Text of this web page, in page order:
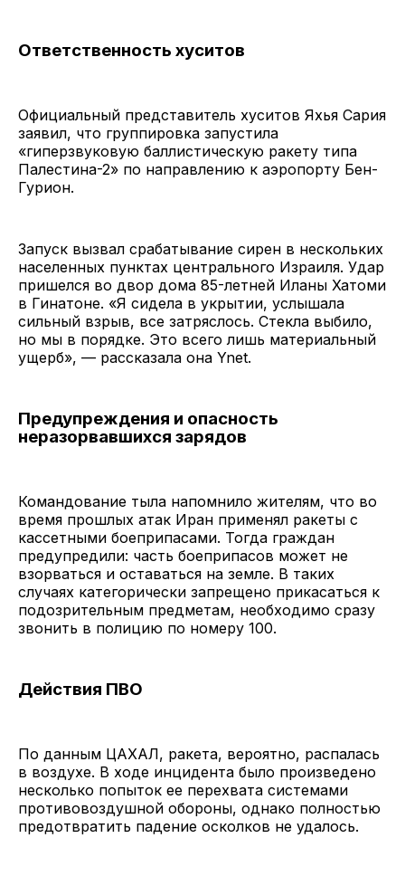
Ответственность хуситов
Официальный представитель хуситов Яхья Сария
заявил, что группировка запустила
«гиперзвуковую баллистическую ракету типа
Палестина-2» по направлению к аэропорту Бен-
Гурион.
Запуск вызвал срабатывание сирен в нескольких
населенных пунктах центрального Израиля. Удар
пришелся во двор дома 85-летней Иланы Хатоми
в Гинатоне. «Я сидела в укрытии, услышала
сильный взрыв, все затряслось. Стекла выбило,
но мы в порядке. Это всего лишь материальный
ущерб», — рассказала она Ynet.
Предупреждения и опасность
неразорвавшихся зарядов
Командование тыла напомнило жителям, что во
время прошлых атак Иран применял ракеты с
кассетными боеприпасами. Тогда граждан
предупредили: часть боеприпасов может не
взорваться и оставаться на земле. В таких
случаях категорически запрещено прикасаться к
подозрительным предметам, необходимо сразу
звонить в полицию по номеру 100.
Действия ПВО
По данным ЦАХАЛ, ракета, вероятно, распалась
в воздухе. В ходе инцидента было произведено
несколько попыток ее перехвата системами
противовоздушной обороны, однако полностью
предотвратить падение осколков не удалось.